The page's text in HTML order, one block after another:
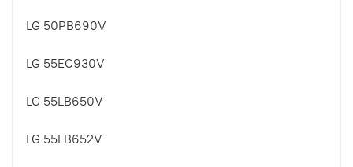
LG 50PB690V
LG 55EC930V
LG 55LB650V
LG 55LB652V